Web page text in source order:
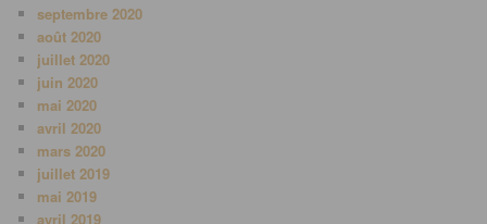
septembre 2020
août 2020
juillet 2020
juin 2020
mai 2020
avril 2020
mars 2020
juillet 2019
mai 2019
avril 2019